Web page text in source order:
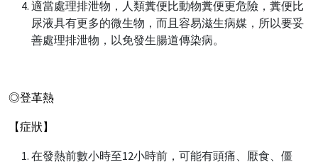
適當處理排泄物，人類糞便比動物糞便更危險，糞便比
尿液具有更多的微生物，而且容易滋生病媒，所以要妥
善處理排泄物，以免發生腸道傳染病。
◎登革熱
【症狀】
在發熱前數小時至12小時前，可能有頭痛、厭食、僵